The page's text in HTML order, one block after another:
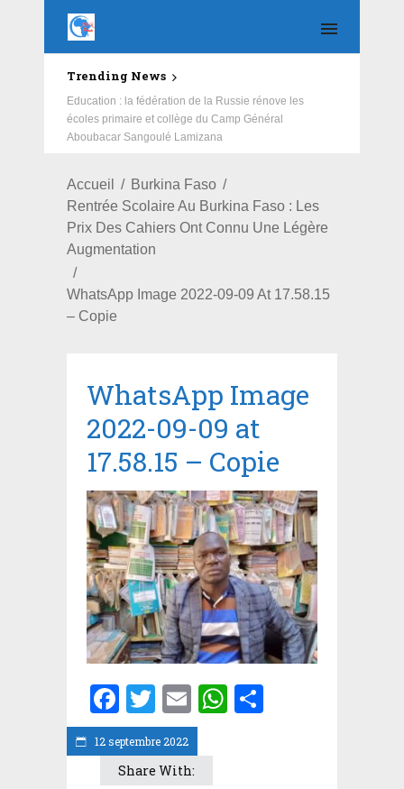
Trending News
Education : la fédération de la Russie rénove les
écoles primaire et collège du Camp Général
Aboubacar Sangoulé Lamizana
Accueil
Burkina Faso
Rentrée Scolaire Au Burkina Faso : Les
Prix Des Cahiers Ont Connu Une Légère
Augmentation
WhatsApp Image 2022-09-09 At 17.58.15
– Copie
12 septembre 2022
WhatsApp Image
2022-09-09 at
17.58.15 – Copie
Facebook
Twitter
EmailWhatsApp
Share With: